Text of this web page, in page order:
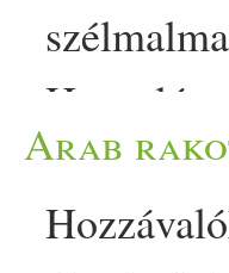
édesebb,
vidéki
Arab